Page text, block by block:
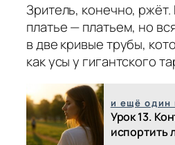
Зритель, конечно,
платье — платьем, но
в две кривые трубы,
как усы у гигантского
и ещё один
Урок 13.
испортить